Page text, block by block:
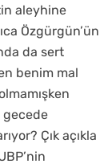
aleyhine
Özgürgün’ün
da sert
benim mal
gecede
Çık açıkla